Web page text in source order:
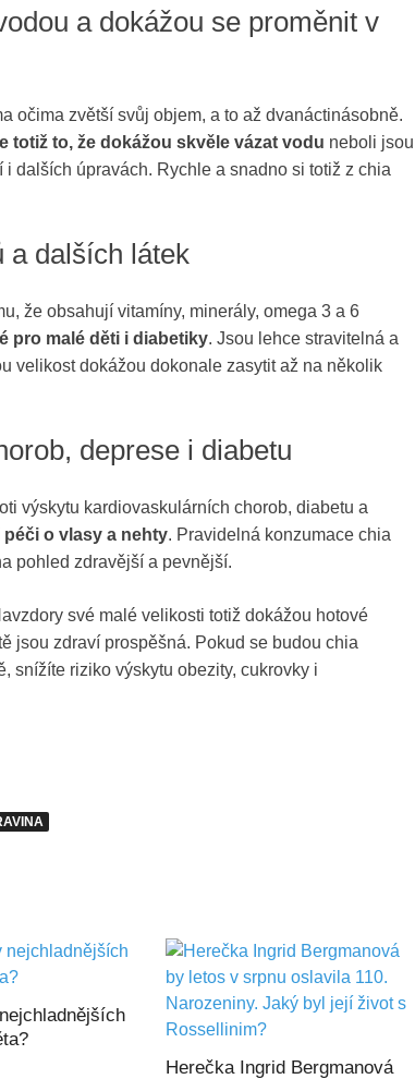
a dokážou se proměnit v
očima zvětší svůj objem, a to až dvanáctinásobně.
to, že dokážou skvěle vázat vodu neboli jsou
dalších úpravách. Rychle a snadno si totiž z chia
a dalších látek
že obsahují vitamíny, minerály, omega 3 a 6
pro malé děti i diabetiky. Jsou lehce stravitelná a
velikost dokážou dokonale zasytit až na několik
deprese i diabetu
výskytu kardiovaskulárních chorob, diabetu a
o vlasy a nehty. Pravidelná konzumace chia
pohled zdravější a pevnější.
své malé velikosti totiž dokážou hotové
jsou zdraví prospěšná. Pokud se budou chia
snížíte riziko výskytu obezity, cukrovky i
Herečka Ingrid Bergmanová